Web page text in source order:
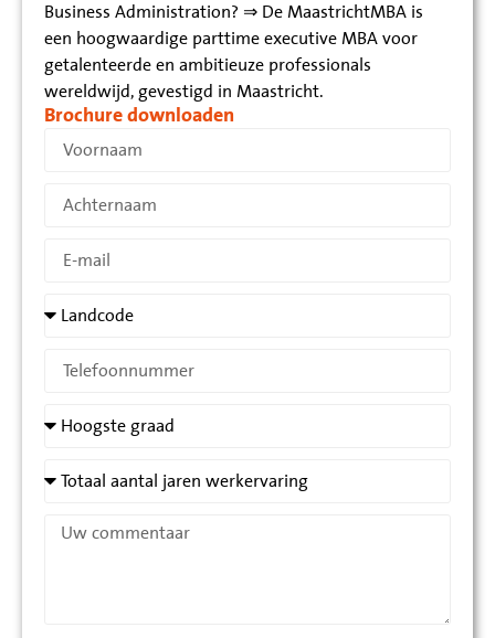
Business Administration? ⇒ De MaastrichtMBA is
een hoogwaardige parttime executive MBA voor
getalenteerde en ambitieuze professionals
wereldwijd, gevestigd in Maastricht.
Brochure downloaden